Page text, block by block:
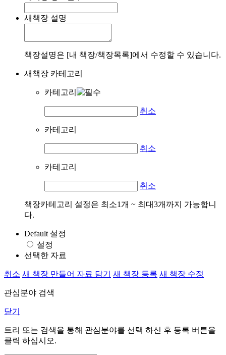
새책장 설명
책장설명은 [내 책장/책장목록]에서 수정할 수 있습니다.
새책장 카테고리
카테고리
취소
카테고리
취소
카테고리
취소
책장카테고리 설정은 최소1개 ~ 최대3개까지 가능합니
다.
Default 설정
설정
선택한 자료
취소 새 책장 만들어 자료 담기 새 책장 등록 새 책장 수정
관심분야 검색
닫기
트리 또는 검색을 통해 관심분야를 선택 하신 후 등록 버튼을
클릭 하십시오.